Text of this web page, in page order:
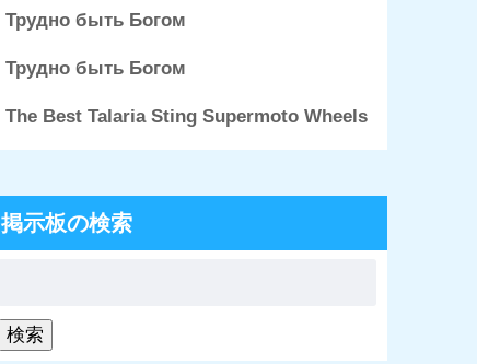
Трудно быть Богом
Трудно быть Богом
The Best Talaria Sting Supermoto Wheels
掲示板の検索